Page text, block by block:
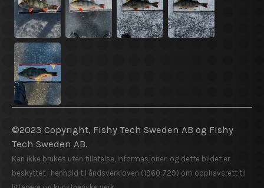
©2023 Copyright, Fishy Tech Sweden AB og Fishy
Tech Sweden AB.
Kan ikke brukes uten tillatelse, informasjonen og dette bildet er
beskyttet i henhold til åndsverkloven (1960:729) om opphavsrett til